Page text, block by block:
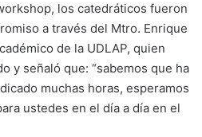
los catedráticos fueron
a través del Mtro. Enrique
de la UDLAP, quien
y señaló que: “sabemos que ha
muchas horas, esperamos
ustedes en el día a día en el